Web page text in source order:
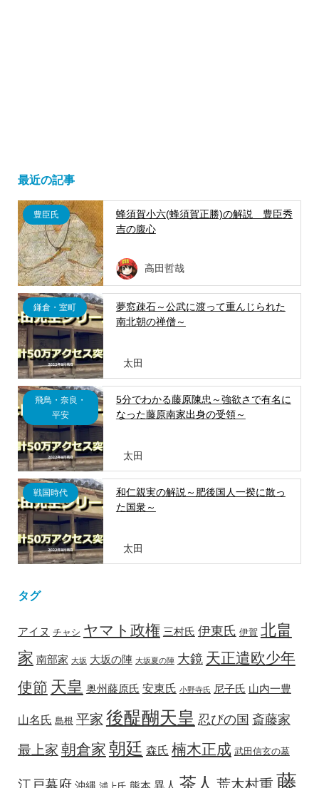
最近の記事
豊臣氏
蜂須賀小六(蜂須賀正勝)の解説 豊臣秀
吉の腹心
高田哲哉
鎌倉・室町
夢窓疎石～公武に渡って重んじられた
南北朝の禅僧～
太田
飛鳥・奈良・
平安
5分でわかる藤原陳忠～強欲さで有名に
なった藤原南家出身の受領～
太田
戦国時代
和仁親実の解説～肥後国人一揆に散っ
た国衆～
太田
タグ
アイヌ チャシ ヤマト政権 三村氏 伊東氏 伊賀 北畠
家 南部家 大坂 大坂の陣 大坂夏の陣 大鏡 天正遣欧少年
使節 天皇 奥州藤原氏 安東氏 小野寺氏 尼子氏 山内一豊
山名氏 島根 平家 後醍醐天皇 忍びの国 斎藤家
最上家 朝倉家 朝廷 森氏 楠木正成 武田信玄の墓
江戸幕府 異人 茶人 荒木村重 藤